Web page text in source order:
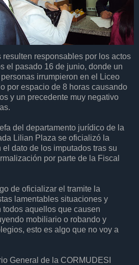
responsables por los actos
el pasado 16 de junio, donde un
irrumpieron en el Liceo
por espacio de 8 horas causando
y un precedente muy negativo
del departamento jurídico de la
Lilian Plaza se oficializó la
dato de los imputados tras su
por parte de la Fiscal
de oficializar el tramite la
lamentables situaciones y
aquellos que causen
mobiliario o robando y
esto es algo que no voy a
General de la CORMUDESI